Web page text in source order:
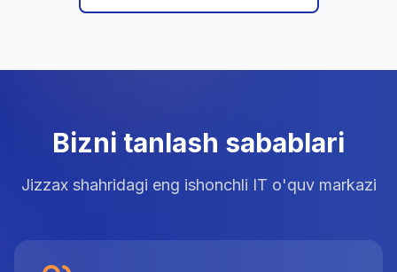
Bizni tanlash sabablari
Jizzax shahridagi eng ishonchli IT o'quv markazi